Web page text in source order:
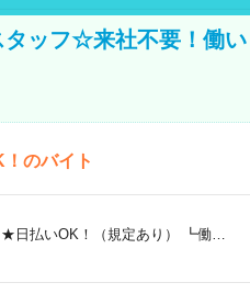
タッフ☆来社不要！働い
のバイト
日払いOK！（規定あり） ┗働…